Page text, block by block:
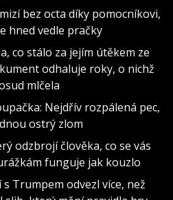
bez octa díky pomocníkovi,
hned vedle pračky
co stálo za jejím útěkem ze
odhaluje roky, o nichž
mlčela
Nejdřív rozpálená pec,
ostrý zlom
odzbrojí člověka, co se vás
funguje jak kouzlo
Trumpem odvezl více, než